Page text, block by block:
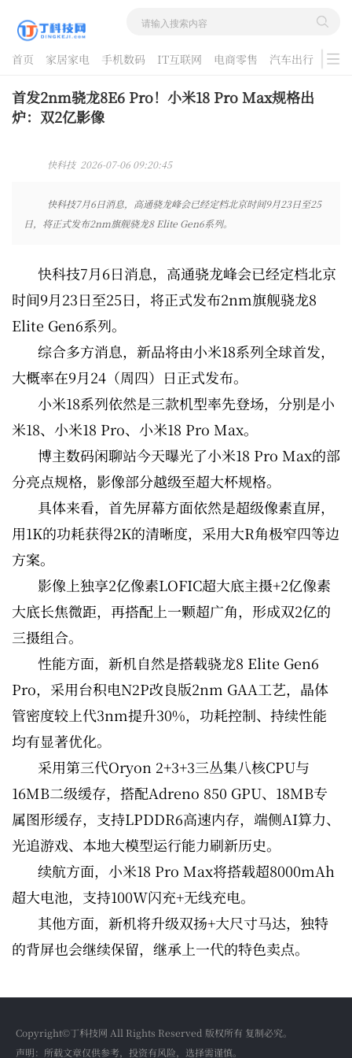
首页 家居家电 手机数码 IT互联网 电商零售 汽车出行
游戏
酷品评测
首发2nm骁龙8E6 Pro！小米18 Pro Max规格出
炉：双2亿影像
快科技 2026-07-06 09:20:45
快科技7月6日消息，高通骁龙峰会已经定档北京时间9月23日至25
日，将正式发布2nm旗舰骁龙8 Elite Gen6系列。
快科技7月6日消息，高通骁龙峰会已经定档北京
时间9月23日至25日，将正式发布2nm旗舰骁龙8
Elite Gen6系列。
综合多方消息，新品将由小米18系列全球首发，
大概率在9月24（周四）日正式发布。
小米18系列依然是三款机型率先登场，分别是小
米18、小米18 Pro、小米18 Pro Max。
博主数码闲聊站今天曝光了小米18 Pro Max的部
分亮点规格，影像部分越级至超大杯规格。
具体来看，首先屏幕方面依然是超级像素直屏，
用1K的功耗获得2K的清晰度，采用大R角极窄四等边
方案。
影像上独享2亿像素LOFIC超大底主摄+2亿像素
大底长焦微距，再搭配上一颗超广角，形成双2亿的
三摄组合。
性能方面，新机自然是搭载骁龙8 Elite Gen6
Pro，采用台积电N2P改良版2nm GAA工艺，晶体
管密度较上代3nm提升30%，功耗控制、持续性能
均有显著优化。
采用第三代Oryon 2+3+3三丛集八核CPU与
16MB二级缓存，搭配Adreno 850 GPU、18MB专
属图形缓存，支持LPDDR6高速内存，端侧AI算力、
光追游戏、本地大模型运行能力刷新历史。
续航方面，小米18 Pro Max将搭载超8000mAh
超大电池，支持100W闪充+无线充电。
其他方面，新机将升级双扬+大尺寸马达，独特
的背屏也会继续保留，继承上一代的特色卖点。
Copyright©丁科技网 All Rights Reserved 版权所有 复制必究。
声明：所载文章仅供参考，投资有风险，选择需谨慎。